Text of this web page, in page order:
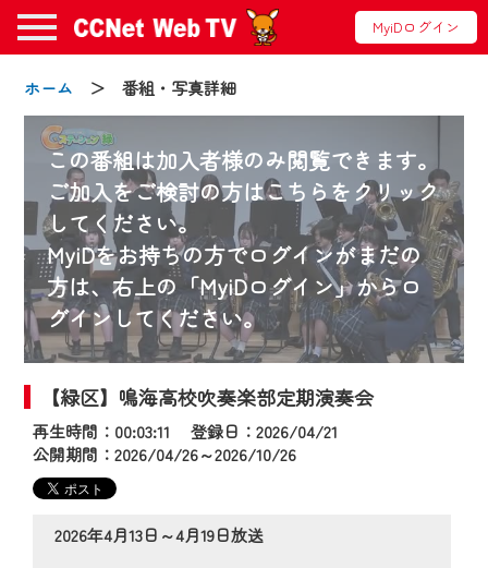
MyiDログイン
ホーム ＞ 番組・写真詳細
この番組は加入者様のみ閲覧できます。
ご加入をご検討の方はこちらをクリック
してください。
MyiDをお持ちの方でログインがまだの
方は、右上の「MyiDログイン」からロ
グインしてください。
【緑区】鳴海高校吹奏楽部定期演奏会
再生時間：00:03:11 登録日：2026/04/21
公開期間：2026/04/26～2026/10/26
2026年4月13日～4月19日放送
お知らせ
2024/09/02
動画配信サービス『CCNet Web TV』は2024
年9月24日からリニューアルします！
【変更点】
◆デザイン変更により、お住まいの地域
の動画コンテンツが一目瞭然。
◆当社アプリやＰＣブラウザから、いつ
でも・どこでも・外出先でも！